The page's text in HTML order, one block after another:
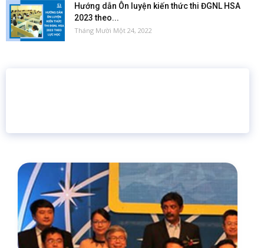
Hướng dẫn Ôn luyện kiến thức thi ĐGNL HSA
2023 theo...
Tháng Mười Một 24, 2022